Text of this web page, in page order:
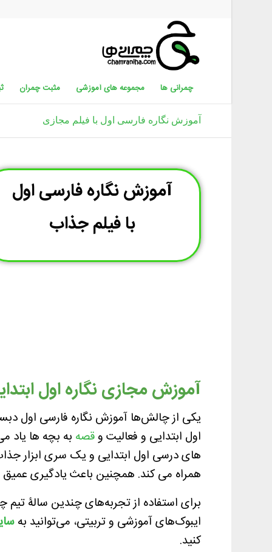
چمرانی ها مجموعه های آموزشی مثبت چمران
آموزش نگاره فارسی اول با فیلم مجازی
آموزش نگاره فارسی اول
با فیلم جذاب
آموزش مجازی نگاره اول
یکی از چالش‌ها آموزش نگاره فارسی اول
اول ابتدایی و فعالیت وقصه به بچه ها یاد
های درسی اول ابتدایی و یک سری ابزار
همراه می کند. همچنین باعث یادگیری
برای استفاده از تجربه‌های چندین سالۀ تیم
ایبوک‌های آموزشی و تربیتی، می‌توانید به
کنید.